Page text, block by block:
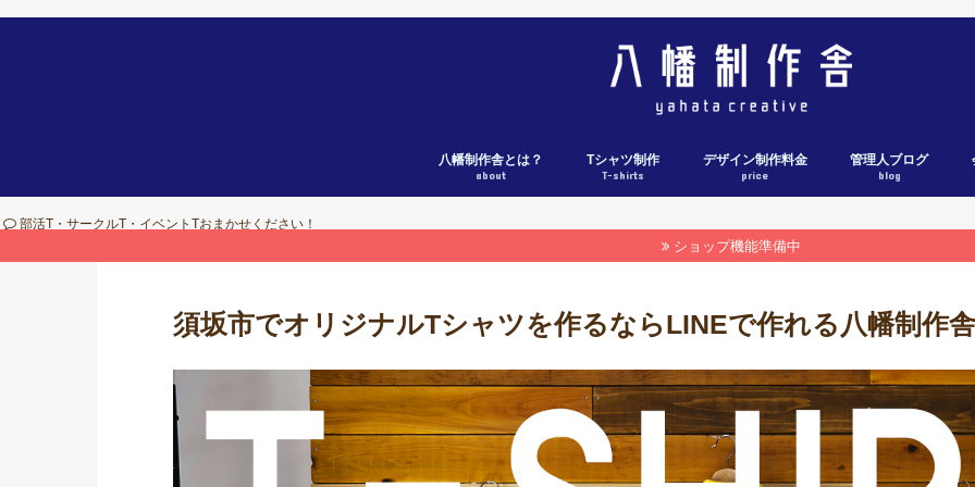
八幡制作舎とは？
about
Tシャツ制作
T-shirts
デザイン制作料金
price
管理人ブログ
blog
部活T・サークルT・イベントTおまかせください！
ショップ機能準備中
須坂市でオリジナルTシャツを作るならLINEで作れる八幡制作